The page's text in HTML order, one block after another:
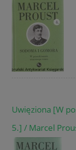
Uwięziona [W
5.] / Marcel